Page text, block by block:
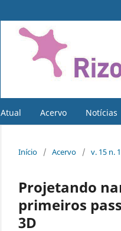
Atual Acervo Notícias
Início / Acervo / v. 15 n.
Projetando
primeiros
3D